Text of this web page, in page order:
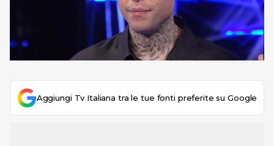
Aggiungi Tv Italiana tra le tue fonti preferite su Google